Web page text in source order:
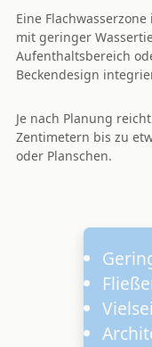
Eine
mit geringer
Aufenthaltsbereich
Beckendesign
Je nach Planung
Zentimetern bis zu
oder Planschen.